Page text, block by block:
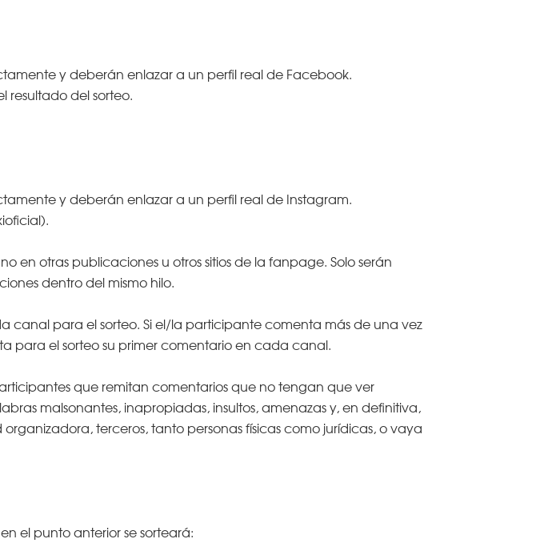
y deberán enlazar a un perfil real de Facebook.
resultado del sorteo.
y deberán enlazar a un perfil real de Instagram.
en otras publicaciones u otros sitios de la fanpage. Solo serán
dentro del mismo hilo.
para el sorteo. Si el/la participante comenta más de una vez
para el sorteo su primer comentario en cada canal.
que remitan comentarios que no tengan que ver
malsonantes, inapropiadas, insultos, amenazas y, en definitiva,
terceros, tanto personas físicas como jurídicas, o vaya
el punto anterior se sorteará: